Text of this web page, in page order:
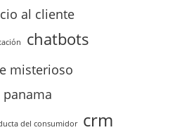
al cliente
chatbots
misterioso
del consumidor crm